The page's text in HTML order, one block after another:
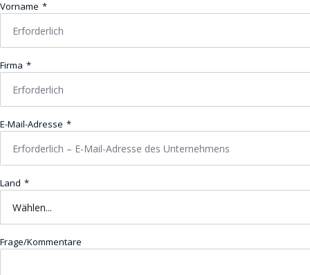
Vorname
Firma
E-Mail-Adresse
Land
Frage/Kommentare